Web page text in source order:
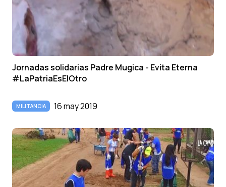
Jornadas solidarias Padre Mugica - Evita Eterna
#LaPatriaEsElOtro
MILITANCIA 16 may 2019